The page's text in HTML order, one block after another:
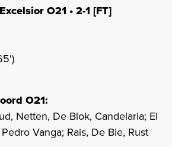
O21 • 2-1 [FT]
O21:
Netten, De Blok, Candelaria; El
Vanga; Rais, De Bie, Rust